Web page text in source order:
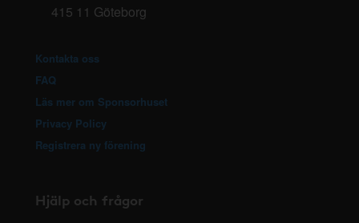
415 11 Göteborg
Kontakta oss
FAQ
Läs mer om Sponsorhuset
Privacy Policy
Registrera ny förening
Hjälp och frågor